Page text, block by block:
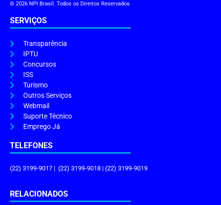
© 2026 NPI Brasil. Todos os Direitos Reservados.
SERVIÇOS
Transparência
IPTU
Concursos
ISS
Turismo
Outros Serviços
Webmail
Suporte Técnico
Emprego Já
TELEFONES
(22) 3199-9017 | (22) 3199-9018 | (22) 3199-9019
RELACIONADOS